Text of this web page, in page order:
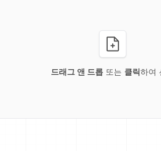
드래그 앤 드롭또는 클릭하여